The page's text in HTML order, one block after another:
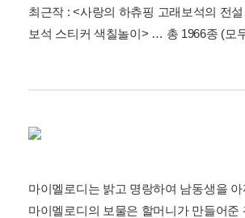
최근작 :<사랑의 하츄핑 고래보석의 전
보석 스티커 색칠놀이> … 총 1966종 (모
마이멜로디는 밝고 명랑하여 남동생을
마이멜로디의 보물은 할머니가 만들어준